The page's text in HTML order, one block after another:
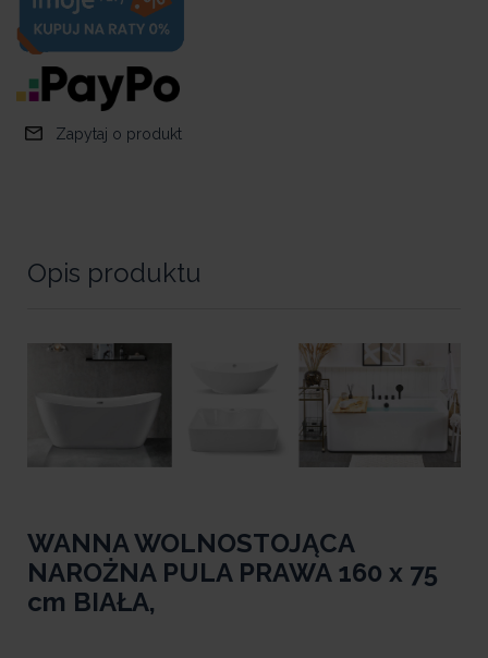
Zapytaj o produkt
Opis produktu
WANNA WOLNOSTOJĄCA
NAROŻNA PULA PRAWA 160 x 75
cm BIAŁA,